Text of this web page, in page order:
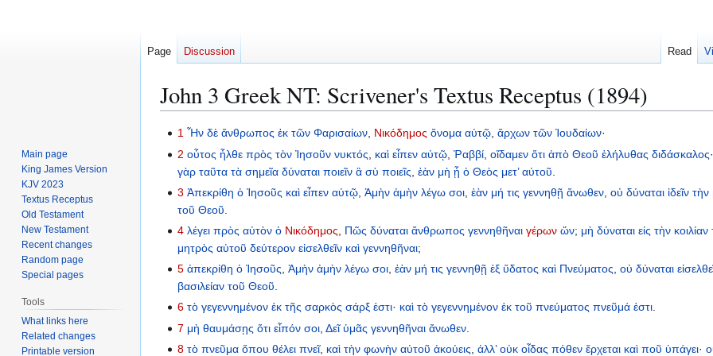
John 3 Greek NT: Scrivener's Textus Receptus (1894)
Jump
navigation
Jump
search
1 Ἦν δὲ ἄνθρωπος ἐκ τῶν Φαρισαίων, Νικόδημος ὄνομα αὐτῷ,ἄρχων τῶν Ἰουδαίων·
2 οὗτος ἦλθε πρὸς τὸν Ἰησοῦν νυκτός καὶ εἶπεν αὐτῷ ,Ῥαββί ,οἴδαμεν ὅτι ἀπὸ Θεοῦ ἐλήλυθας διδάσκαλος
γὰρ ταῦτα τὰ σημεῖα δύναται ποιεῖν ἃ σὺ ποιεῖς ,ἐὰν μὴ ᾖ ὁ Θεὸς μετ’ αὐτοῦ
3 Ἀπεκρίθη ὁ Ἰησοῦς καὶ εἶπεν αὐτῷ ,Ἀμὴν ἀμὴν λέγω σοι ,ἐὰν μή τις γεννηθῇ ἄνωθεν ,οὐ δύναται ἰδεῖν τὴν
τοῦ Θεοῦ
4 λέγει πρὸς αὐτὸν ὁ Νικόδημος Πῶς δύναται ἄνθρωπος γεννηθῆναι γέρων ὤν; μὴ δύναται εἰς τὴν κοιλίαν
μητρὸς αὐτοῦ δεύτερον εἰσελθεῖν καὶ γεννηθῆναι;
5 ἀπεκρίθη ὁ Ἰησοῦς,Ἀμὴν ἀμὴν λέγω σοι,ἐὰν μή τις γεννηθῇ ἐξ ὕδατος καὶ Πνεύματος,οὐ δύναται
βασιλείαν τοῦ Θεοῦ.
6 τὸ γεγεννημένον ἐκ τῆς σαρκὸς σάρξ ἐστι· καὶ τὸ γεγεννημένον ἐκ τοῦ πνεύματος πνεῦμά ἐστι.
7 μὴ θαυμάσῃς ὅτι εἶπόν σοι ,Δεῖ ὑμᾶς γεννηθῆναι ἄνωθεν
8 τὸ πνεῦμα ὅπου θέλει πνεῖ, καὶ τὴν φωνὴν αὐτοῦ ἀκούεις ,ἀλλ’ οὐκ οἶδας πόθεν ἔρχεται καὶ ποῦ ὑπάγει·
Page Discussion Read
Main page
King James Version
KJV 2023
Textus Receptus
Old Testament
New Testament
Recent changes
Random page
Special pages
Tools
What links here
Related changes
Printable version